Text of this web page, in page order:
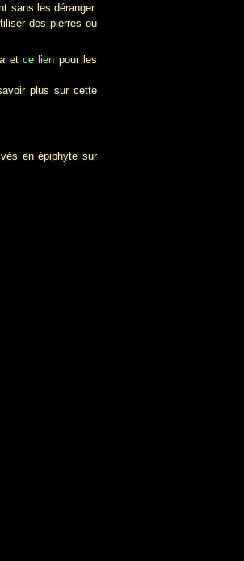
sans les déranger.
des pierres ou
etce lien pour les
plus sur cette
en épiphyte sur